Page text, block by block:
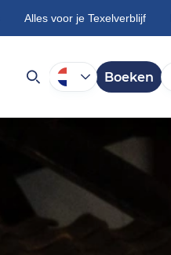
Alles voor je Texelverblijf
Boeken